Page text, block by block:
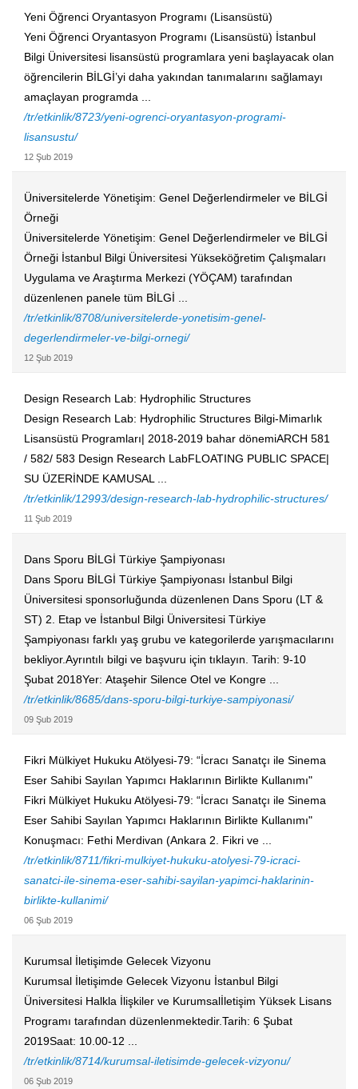
Yeni Öğrenci Oryantasyon Programı (Lisansüstü)
Yeni Öğrenci Oryantasyon Programı (Lisansüstü) İstanbul
Bilgi Üniversitesi lisansüstü programlara yeni başlayacak olan
öğrencilerin BİLGİ’yi daha yakından tanımalarını sağlamayı
amaçlayan programda ...
/tr/etkinlik/8723/yeni-ogrenci-oryantasyon-programi-
lisansustu/
12 Şub 2019
Üniversitelerde Yönetişim: Genel Değerlendirmeler ve BİLGİ
Örneği
Üniversitelerde Yönetişim: Genel Değerlendirmeler ve BİLGİ
Örneği İstanbul Bilgi Üniversitesi Yükseköğretim Çalışmaları
Uygulama ve Araştırma Merkezi (YÖÇAM) tarafından
düzenlenen panele tüm BİLGİ ...
/tr/etkinlik/8708/universitelerde-yonetisim-genel-
degerlendirmeler-ve-bilgi-ornegi/
12 Şub 2019
Design Research Lab: Hydrophilic Structures
Design Research Lab: Hydrophilic Structures Bilgi-Mimarlık
Lisansüstü Programları| 2018-2019 bahar dönemiARCH 581
/ 582/ 583 Design Research LabFLOATING PUBLIC SPACE|
SU ÜZERİNDE KAMUSAL ...
/tr/etkinlik/12993/design-research-lab-hydrophilic-structures/
11 Şub 2019
Dans Sporu BİLGİ Türkiye Şampiyonası
Dans Sporu BİLGİ Türkiye Şampiyonası İstanbul Bilgi
Üniversitesi sponsorluğunda düzenlenen Dans Sporu (LT &
ST) 2. Etap ve İstanbul Bilgi Üniversitesi Türkiye
Şampiyonası farklı yaş grubu ve kategorilerde yarışmacılarını
bekliyor.Ayrıntılı bilgi ve başvuru için tıklayın. Tarih: 9-10
Şubat 2018Yer: Ataşehir Silence Otel ve Kongre ...
/tr/etkinlik/8685/dans-sporu-bilgi-turkiye-sampiyonasi/
09 Şub 2019
Fikri Mülkiyet Hukuku Atölyesi-79: “İcracı Sanatçı ile Sinema
Eser Sahibi Sayılan Yapımcı Haklarının Birlikte Kullanımı"
Fikri Mülkiyet Hukuku Atölyesi-79: “İcracı Sanatçı ile Sinema
Eser Sahibi Sayılan Yapımcı Haklarının Birlikte Kullanımı"
Konuşmacı: Fethi Merdivan (Ankara 2. Fikri ve ...
/tr/etkinlik/8711/fikri-mulkiyet-hukuku-atolyesi-79-icraci-
sanatci-ile-sinema-eser-sahibi-sayilan-yapimci-haklarinin-
birlikte-kullanimi/
06 Şub 2019
Kurumsal İletişimde Gelecek Vizyonu
Kurumsal İletişimde Gelecek Vizyonu İstanbul Bilgi
Üniversitesi Halkla İlişkiler ve Kurumsalİletişim Yüksek Lisans
Programı tarafından düzenlenmektedir.Tarih: 6 Şubat
2019Saat: 10.00-12 ...
/tr/etkinlik/8714/kurumsal-iletisimde-gelecek-vizyonu/
06 Şub 2019